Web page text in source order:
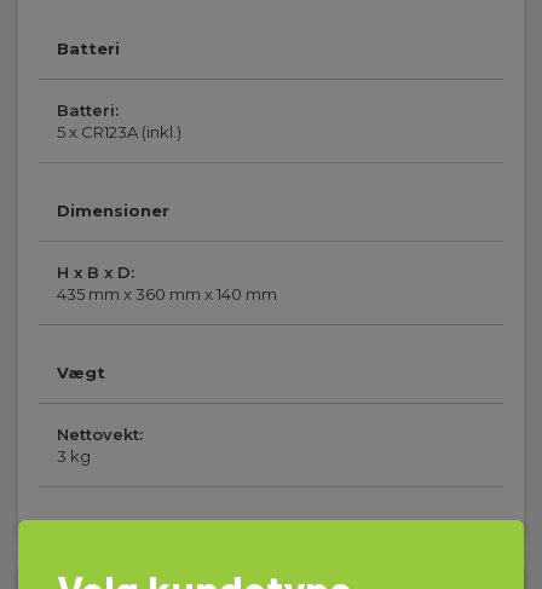
Batteri
Batteri:
5 x CR123A (inkl.)
Dimensioner
H x B x D:
435 mm x 360 mm x 140 mm
Vægt
Nettovekt:
3 kg